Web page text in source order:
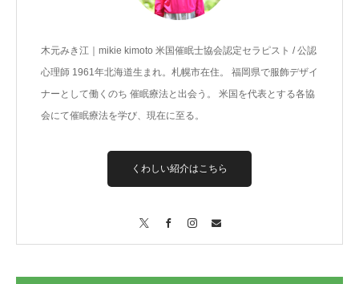
木元みき江｜mikie kimoto 米国催眠士協会認定セラピスト / 公認
心理師 1961年北海道生まれ。札幌市在住。 福岡県で服飾デザイ
ナーとして働くのち 催眠療法と出会う。 米国を代表とする各協
会にて催眠療法を学び、現在に至る。
くわしい紹介はこちら